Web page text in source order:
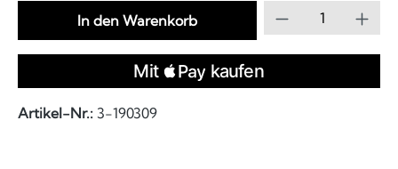
Produkt
In den Warenkorb
Artikel-Nr.: 3-190309